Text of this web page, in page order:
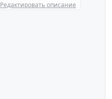
Редактировать описание